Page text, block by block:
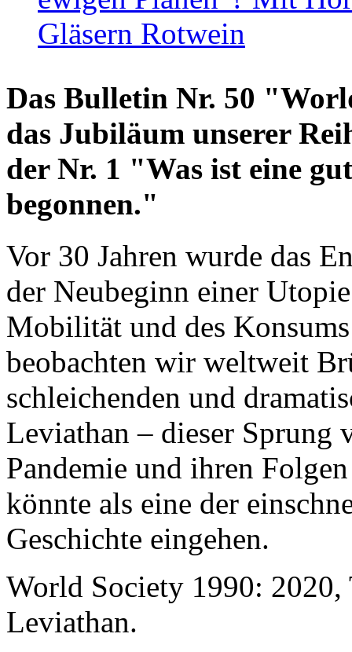
Gläsern Rotwein
Das Bulletin Nr. 50
das Jubiläum unserer
der Nr. 1 "Was ist eine
begonnen."
Vor 30 Jahren wurde das
der Neubeginn einer
Mobilität und des
beobachten wir weltweit
schleichenden und
Leviathan – dieser Sprung
Pandemie und ihren
könnte als eine der
Geschichte eingehen.
World Society 1990: 2020,
Leviathan.